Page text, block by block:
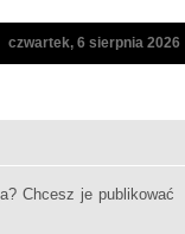
czwartek, 6 sierpnia 2026
Chcesz je publikować